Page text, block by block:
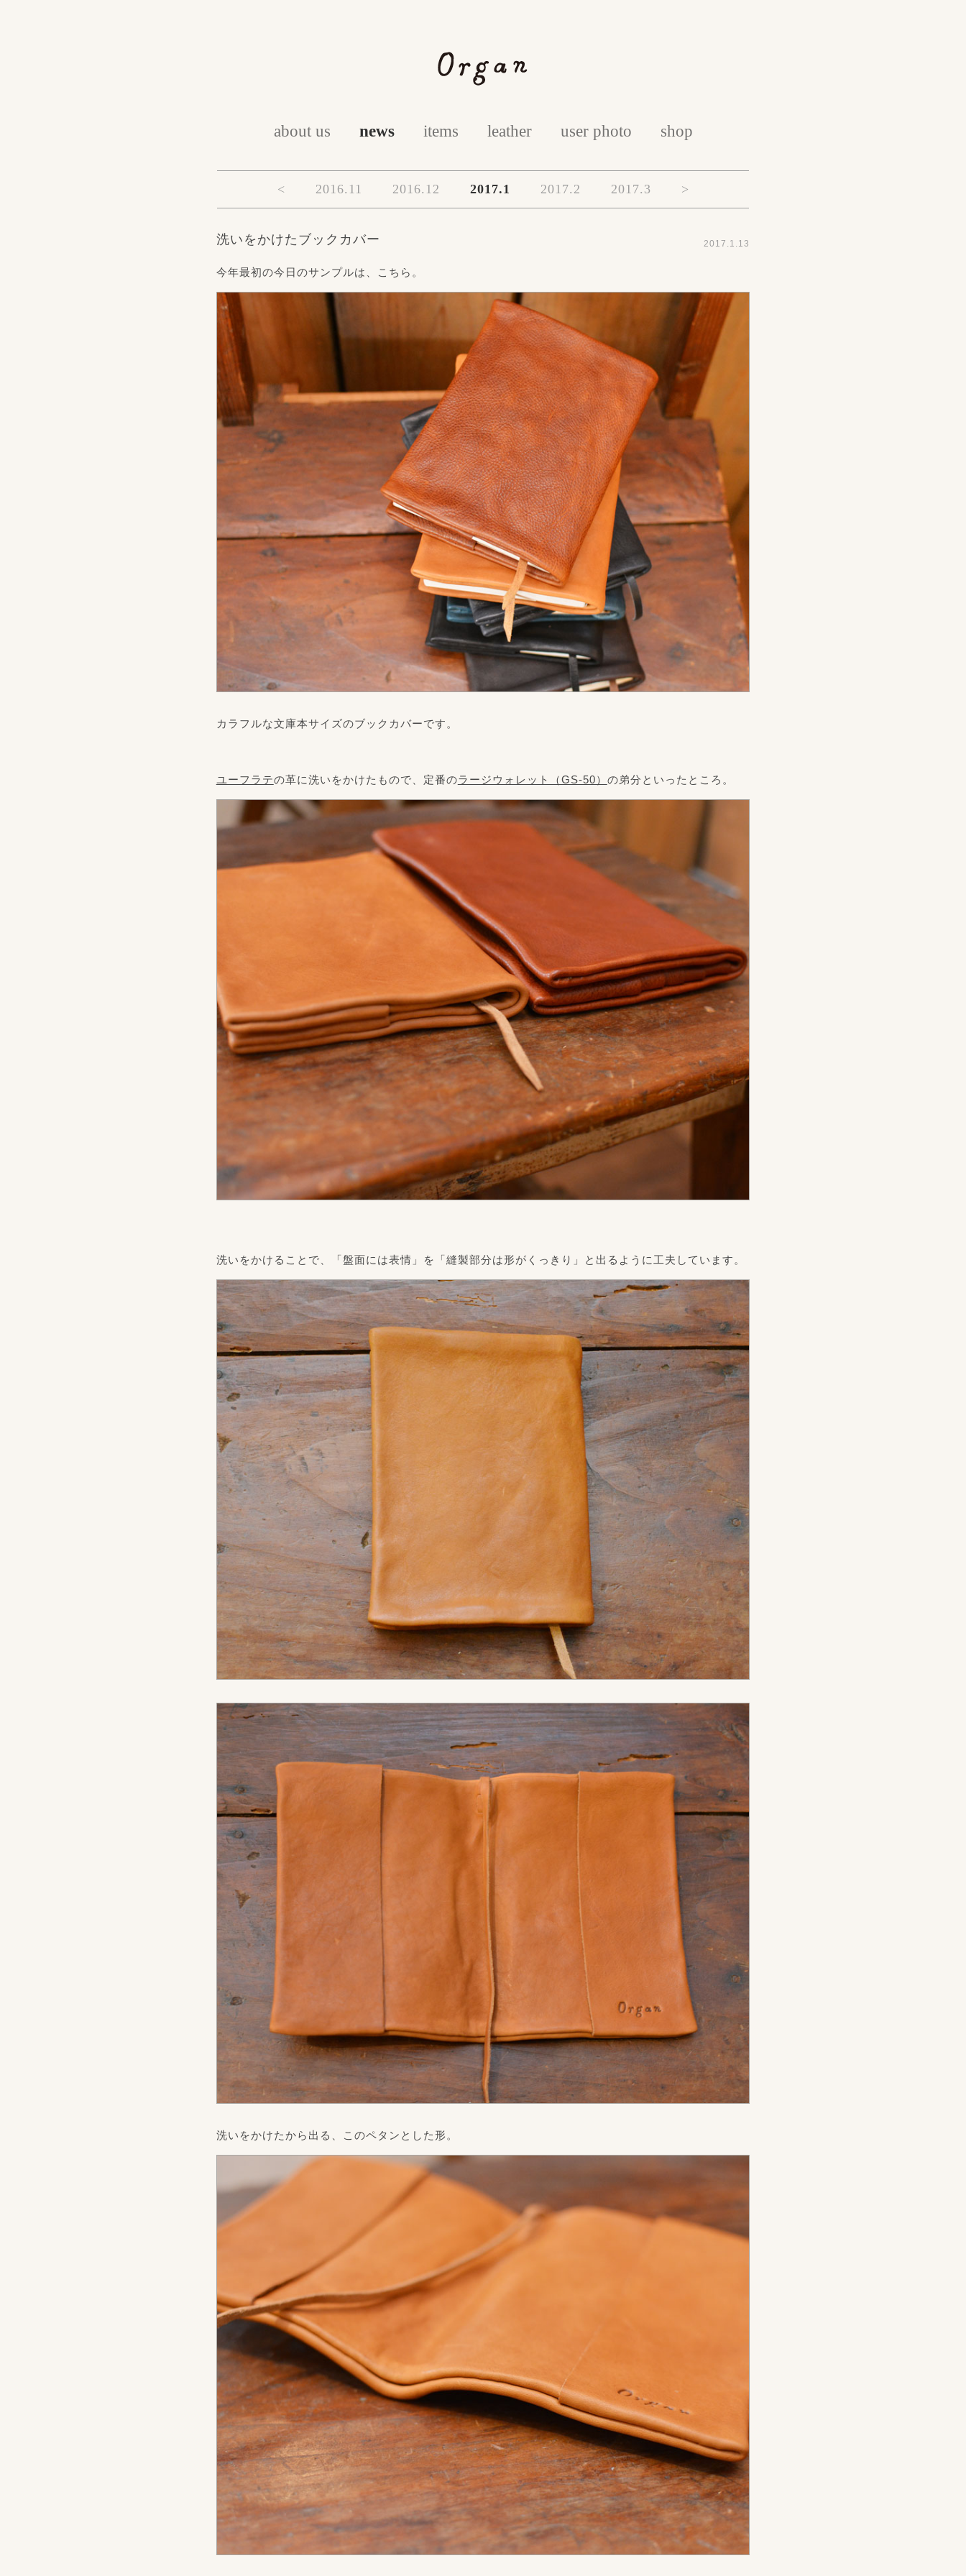
about us news items leather user photo shop
< 2016.11 2016.12 2017.1 2017.2 2017.3 >
洗いをかけたブックカバー 2017.1.13
今年最初の今日のサンプルは、こちら。
カラフルな文庫本サイズのブックカバーです。
ユーフラテの革に洗いをかけたもので、定番のラージウォレット（GS-50） の弟分といったところ。
洗いをかけることで、「盤面には表情」を「縫製部分は形がくっきり」と出るように工夫しています。
洗いをかけたから出る、このペタンとした形。